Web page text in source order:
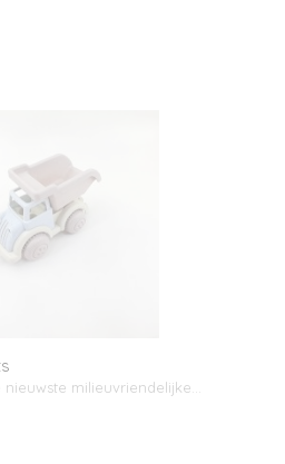
milieuvriendelijke…